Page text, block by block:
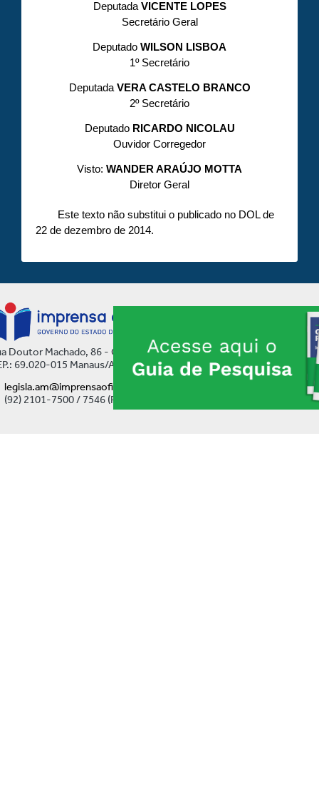
Deputada VICENTE LOPES
Secretário Geral
Deputado WILSON LISBOA
1º Secretário
Deputada VERA CASTELO BRANCO
2º Secretário
Deputado RICARDO NICOLAU
Ouvidor Corregedor
Visto: WANDER ARAÚJO MOTTA
Diretor Geral
Este texto não substitui o publicado no DOL de
22 de dezembro de 2014.
Doutor Machado, 86 - Centro
69.020-015 Manaus/AM
legisla.am@imprensaoficial.am.gov.br
(92) 2101-7500 / 7546 (Ramal)